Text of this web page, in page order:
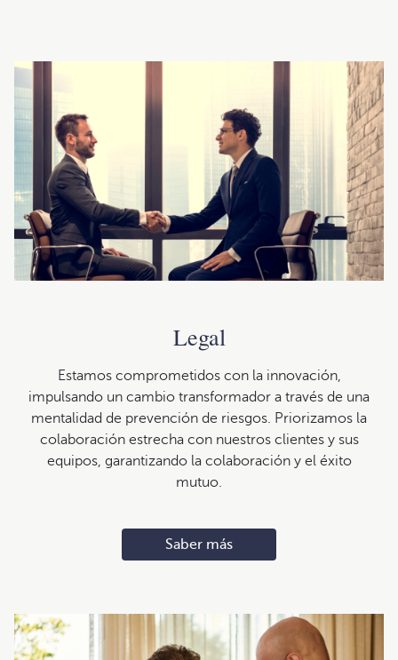
Legal
Estamos comprometidos con la innovación,
impulsando un cambio transformador a través de una
mentalidad de prevención de riesgos. Priorizamos la
colaboración estrecha con nuestros clientes y sus
equipos, garantizando la colaboración y el éxito
mutuo.
Saber más